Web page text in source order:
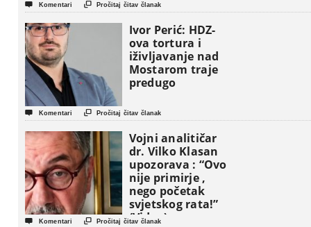
pojavljuju kao
osnovne
političke jedinice
 Komentari  Pročitaj čitav članak
Ivor Perić: HDZ-
ova tortura i
iživljavanje nad
Mostarom traje
predugo
 Komentari  Pročitaj čitav članak
Vojni analitičar
dr. Vilko Klasan
upozorava : “Ovo
nije primirje ,
nego početak
svjetskog rata!”
(Video)
 Komentari  Pročitaj čitav članak